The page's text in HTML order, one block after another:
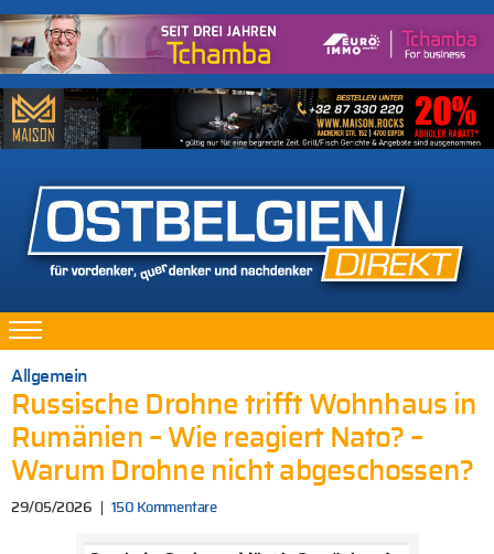
Allgemein
Russische Drohne trifft Wohnhaus in
Rumänien – Wie reagiert Nato? –
Warum Drohne nicht abgeschossen?
29/05/2026 150 Kommentare